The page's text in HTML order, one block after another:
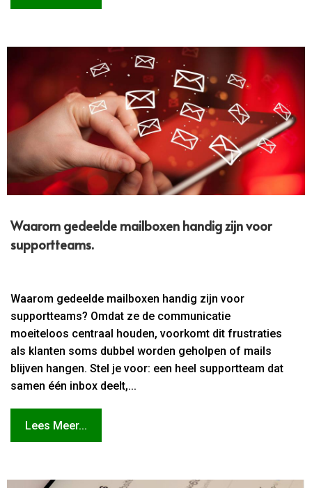
Waarom gedeelde mailboxen handig zijn voor
supportteams.​
Waarom gedeelde mailboxen handig zijn voor
supportteams? Omdat ze de communicatie
moeiteloos centraal houden, voorkomt dit frustraties
als klanten soms dubbel worden geholpen of mails
blijven hangen. Stel je voor: een heel supportteam dat
samen één inbox deelt,...
Lees Meer...